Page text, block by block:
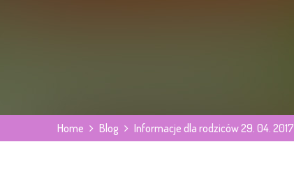
Home Blog Informacje dla rodziców 29. 04. 2017